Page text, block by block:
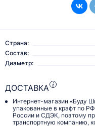
Страна:
Состав:
Диаметр:
ДОСТАВКА
Интернет-магазин «Буду
упакованные в крафт по
России и СДЭК, поэтому
транспортную компанию,